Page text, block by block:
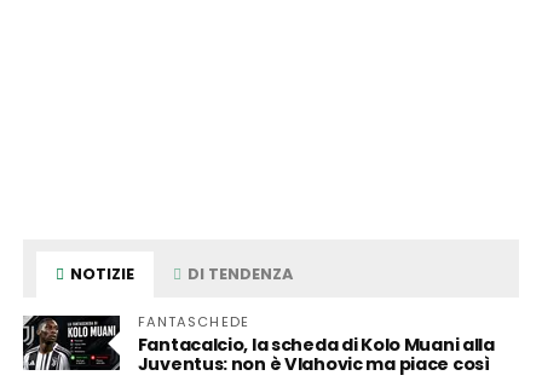
NOTIZIE DI TENDENZA
FANTASCHEDE
Fantacalcio, la scheda di Kolo Muani alla
Juventus: non è Vlahovic ma piace così